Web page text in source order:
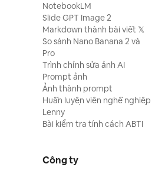
NotebookLM
Slide GPT Image 2
Markdown thành bài viết 𝕏
So sánh Nano Banana 2 và
Pro
Trình chỉnh sửa ảnh AI
Prompt ảnh
Ảnh thành prompt
Huấn luyện viên nghề nghiệp
Lenny
Bài kiểm tra tính cách ABTI
Công ty